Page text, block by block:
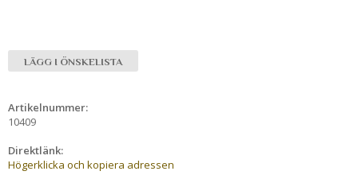
LÄGG I ÖNSKELISTA
Artikelnummer:
10409
Direktlänk:
Högerklicka och kopiera adressen